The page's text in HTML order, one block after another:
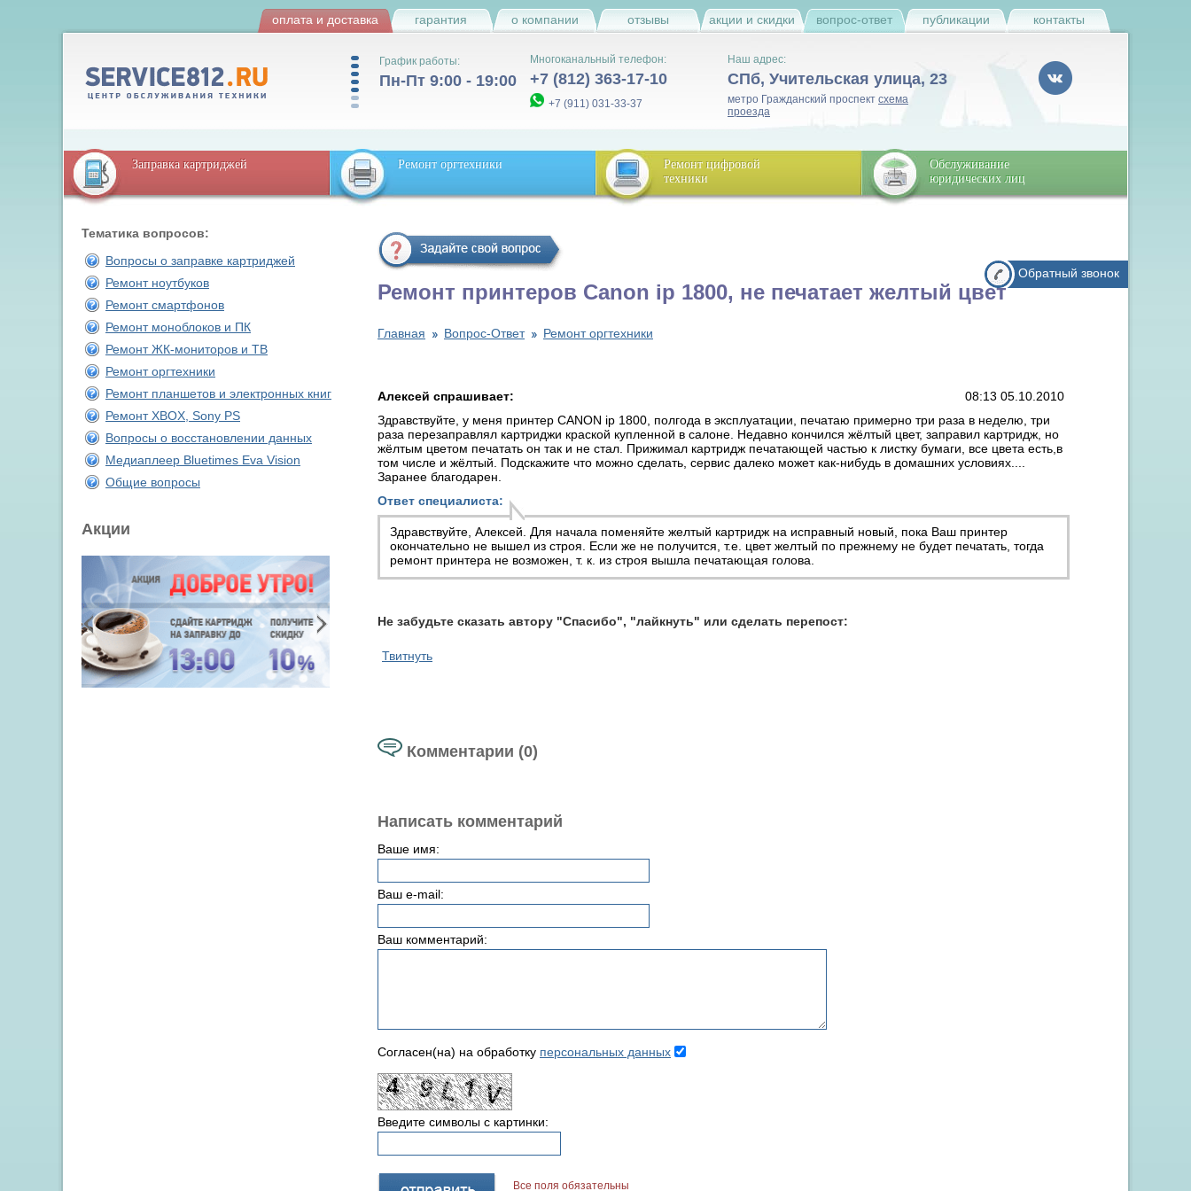
оплата и доставка гарантия о компании отзывы акции и скидки вопрос-ответ публикации контакты
График работы:
Пн-Пт 9:00 - 19:00
Многоканальный телефон:
+7 (812) 363-17-10
+7 (911) 031-33-37
Наш адрес:
СПб, Учительская улица, 23
метро Гражданский проспект схема
проезда
Заправка картриджей Ремонт оргтехники
Ремонт цифровой
техники
Обслуживание
юридических лиц
Тематика вопросов:
Вопросы о заправке картриджей
Ремонт ноутбуков
Ремонт смартфонов
Ремонт моноблоков и ПК
Ремонт ЖК-мониторов и ТВ
Ремонт оргтехники
Ремонт планшетов и электронных книг
Ремонт XBOX, Sony PS
Вопросы о восстановлении данных
Медиаплеер Bluetimes Eva Vision
Общие вопросы
Акции
Ремонт принтеров Canon ip 1800, не печатает желтый цвет
Главная Вопрос-Ответ Ремонт оргтехники
Алексей спрашивает:
08:13 05.10.2010
Здравствуйте, у меня принтер CANON ip 1800, полгода в эксплуатации, печатаю примерно три раза в неделю, три
раза перезаправлял картриджи краской купленной в салоне. Недавно кончился жёлтый цвет, заправил картридж, но
жёлтым цветом печатать он так и не стал. Прижимал картридж печатающей частью к листку бумаги, все цвета есть,в
том числе и жёлтый. Подскажите что можно сделать, сервис далеко может как-нибудь в домашних условиях....
Заранее благодарен.
Ответ специалиста:
Здравствуйте, Алексей. Для начала поменяйте желтый картридж на исправный новый, пока Ваш принтер
окончательно не вышел из строя. Если же не получится, т.е. цвет желтый по прежнему не будет печатать, тогда
ремонт принтера не возможен, т. к. из строя вышла печатающая голова.
Не забудьте сказать автору "Спасибо", "лайкнуть" или сделать перепост:
Твитнуть
Комментарии (0)
Написать комментарий
Ваше имя:
Ваш e-mail:
Ваш комментарий:
Согласен(на) на обработку персональных данных
Введите символы с картинки:
Все поля обязательны
Обратный звонок